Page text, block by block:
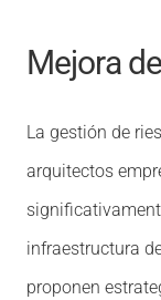
Mejora
La gestión de
arquitectos
infraestructura
proponen